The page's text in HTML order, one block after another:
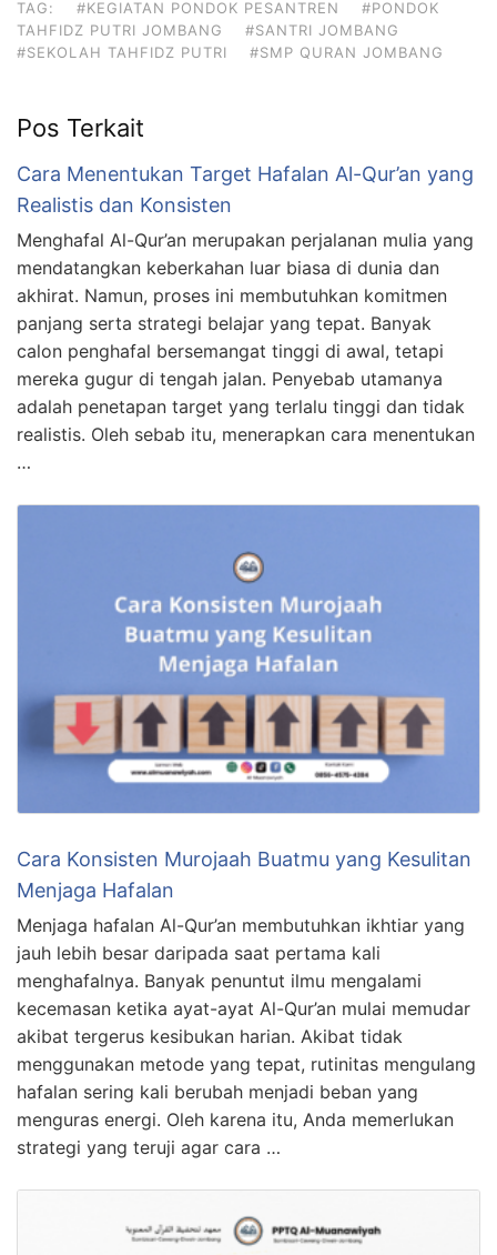
TAG: #KEGIATAN PONDOK PESANTREN
#PONDOK
TAHFIDZ PUTRI JOMBANG
#SANTRI JOMBANG
#SEKOLAH TAHFIDZ PUTRI
#SMP QURAN JOMBANG
Pos Terkait
Cara Menentukan Target Hafalan Al-Qur’an yang
Realistis dan Konsisten
Menghafal Al-Qur’an merupakan perjalanan mulia yang
mendatangkan keberkahan luar biasa di dunia dan
akhirat. Namun, proses ini membutuhkan komitmen
panjang serta strategi belajar yang tepat. Banyak
calon penghafal bersemangat tinggi di awal, tetapi
mereka gugur di tengah jalan. Penyebab utamanya
adalah penetapan target yang terlalu tinggi dan tidak
realistis. Oleh sebab itu, menerapkan cara menentukan
…
Cara Konsisten Murojaah Buatmu yang Kesulitan
Menjaga Hafalan
Menjaga hafalan Al-Qur’an membutuhkan ikhtiar yang
jauh lebih besar daripada saat pertama kali
menghafalnya. Banyak penuntut ilmu mengalami
kecemasan ketika ayat-ayat Al-Qur’an mulai memudar
akibat tergerus kesibukan harian. Akibat tidak
menggunakan metode yang tepat, rutinitas mengulang
hafalan sering kali berubah menjadi beban yang
menguras energi. Oleh karena itu, Anda memerlukan
strategi yang teruji agar cara …